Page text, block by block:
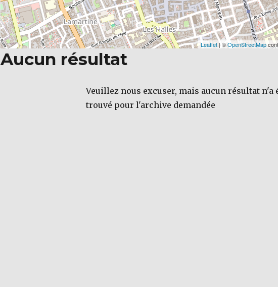
Leaflet| ©OpenStreetMap
Aucun résultat
Veuillez nous excuser, mais aucun résultat n'a
trouvé pour l'archive demandée